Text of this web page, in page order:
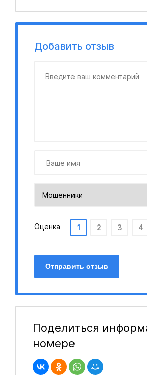
Добавить отзыв
Оценка 1 2 3 4
Отправить отзыв
Поделиться
номере